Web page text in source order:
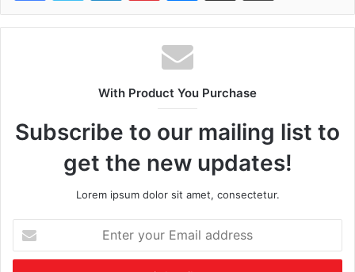
With Product You Purchase
Subscribe to our mailing list to
get the new updates!
Lorem ipsum dolor sit amet, consectetur.
your
Email